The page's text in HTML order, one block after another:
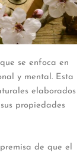
se enfoca en
y mental. Esta
elaborados
propiedades
de que el